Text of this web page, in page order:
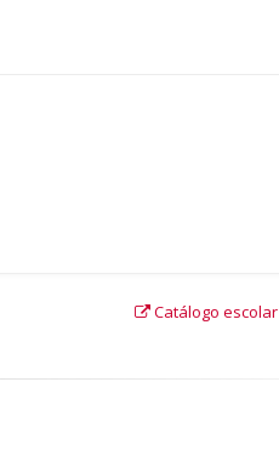
Catálogo escolar